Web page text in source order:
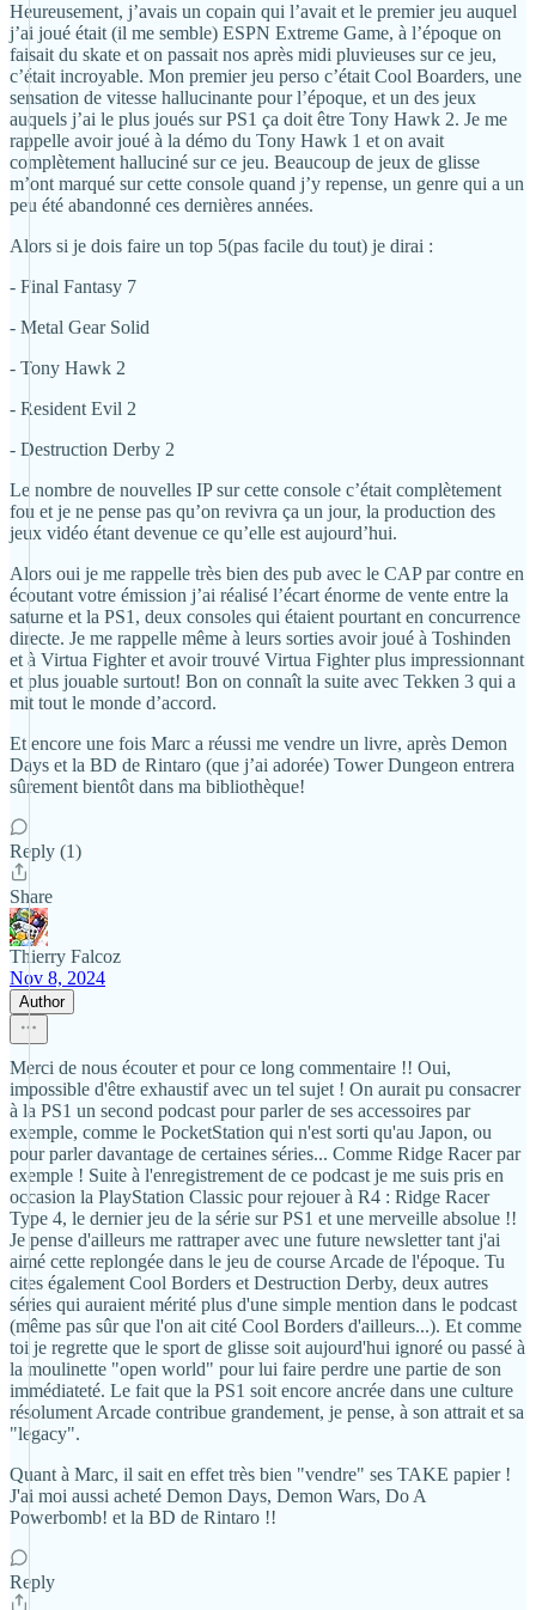
Heureusement, j’avais un copain qui l’avait et le premier jeu auquel
j’ai joué était (il me semble) ESPN Extreme Game, à l’époque on
faisait du skate et on passait nos après midi pluvieuses sur ce jeu,
c’était incroyable. Mon premier jeu perso c’était Cool Boarders, une
sensation de vitesse hallucinante pour l’époque, et un des jeux
auquels j’ai le plus joués sur PS1 ça doit être Tony Hawk 2. Je me
rappelle avoir joué à la démo du Tony Hawk 1 et on avait
complètement halluciné sur ce jeu. Beaucoup de jeux de glisse
m’ont marqué sur cette console quand j’y repense, un genre qui a un
peu été abandonné ces dernières années.
Alors si je dois faire un top 5(pas facile du tout) je dirai :
- Final Fantasy 7
- Metal Gear Solid
- Tony Hawk 2
- Resident Evil 2
- Destruction Derby 2
Le nombre de nouvelles IP sur cette console c’était complètement
fou et je ne pense pas qu’on revivra ça un jour, la production des
jeux vidéo étant devenue ce qu’elle est aujourd’hui.
Alors oui je me rappelle très bien des pub avec le CAP par contre en
écoutant votre émission j’ai réalisé l’écart énorme de vente entre la
saturne et la PS1, deux consoles qui étaient pourtant en concurrence
directe. Je me rappelle même à leurs sorties avoir joué à Toshinden
et à Virtua Fighter et avoir trouvé Virtua Fighter plus impressionnant
et plus jouable surtout! Bon on connaît la suite avec Tekken 3 qui a
mit tout le monde d’accord.
Et encore une fois Marc a réussi me vendre un livre, après Demon
Days et la BD de Rintaro (que j’ai adorée) Tower Dungeon entrera
sûrement bientôt dans ma bibliothèque!
Reply (1)
Share
Thierry Falcoz
Nov 8, 2024
Author
Merci de nous écouter et pour ce long commentaire !! Oui,
impossible d'être exhaustif avec un tel sujet ! On aurait pu consacrer
à la PS1 un second podcast pour parler de ses accessoires par
exemple, comme le PocketStation qui n'est sorti qu'au Japon, ou
pour parler davantage de certaines séries... Comme Ridge Racer par
exemple ! Suite à l'enregistrement de ce podcast je me suis pris en
occasion la PlayStation Classic pour rejouer à R4 : Ridge Racer
Type 4, le dernier jeu de la série sur PS1 et une merveille absolue !!
Je pense d'ailleurs me rattraper avec une future newsletter tant j'ai
aimé cette replongée dans le jeu de course Arcade de l'époque. Tu
cites également Cool Borders et Destruction Derby, deux autres
séries qui auraient mérité plus d'une simple mention dans le podcast
(même pas sûr que l'on ait cité Cool Borders d'ailleurs...). Et comme
toi je regrette que le sport de glisse soit aujourd'hui ignoré ou passé à
la moulinette "open world" pour lui faire perdre une partie de son
immédiateté. Le fait que la PS1 soit encore ancrée dans une culture
résolument Arcade contribue grandement, je pense, à son attrait et sa
"legacy".
Quant à Marc, il sait en effet très bien "vendre" ses TAKE papier !
J'ai moi aussi acheté Demon Days, Demon Wars, Do A
Powerbomb! et la BD de Rintaro !!
Reply